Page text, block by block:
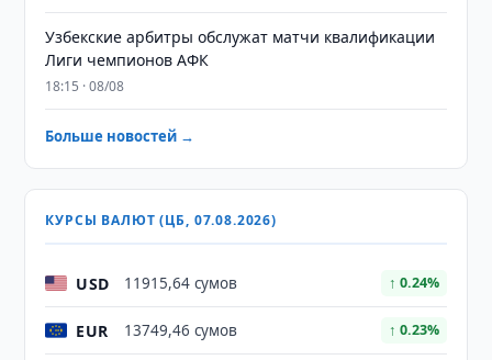
Узбекские арбитры обслужат матчи квалификации
Лиги чемпионов АФК
18:15 · 08/08
Больше новостей →
КУРСЫ ВАЛЮТ (ЦБ, 07.08.2026)
USD 11915,64 сумов ↑ 0.24%
EUR 13749,46 сумов ↑ 0.23%